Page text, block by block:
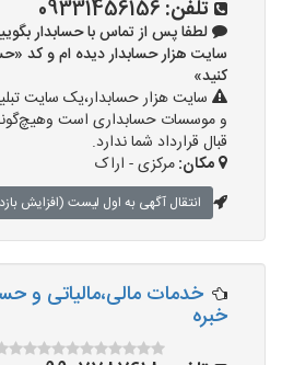
تلفن: 09331456156
لطفا پس از تماس با حسابدار
کنید»
سایت هزار حسابدار،یک سایت
و موسسات حسابداری است
قبال قرارداد شما ندارد.
مکان:مرکزی - اراک
انتقال آگهی به اول لیست (افزایش
خدمات مالی،مالیاتی و
خبره